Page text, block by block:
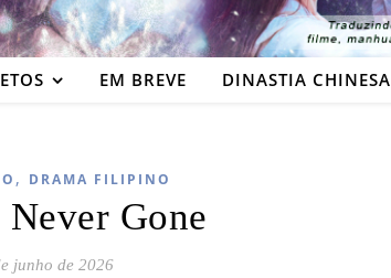
EM BREVE DINASTIA CHINESA
, DRAMA FILIPINO
Gone
junho de 2026